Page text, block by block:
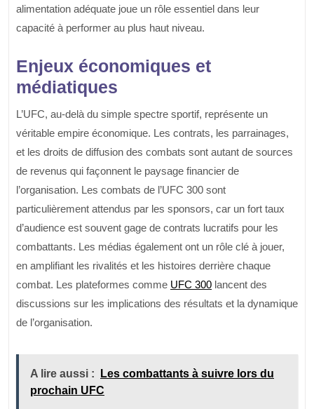
alimentation adéquate joue un rôle essentiel dans leur
capacité à performer au plus haut niveau.
Enjeux économiques et
médiatiques
L’UFC, au-delà du simple spectre sportif, représente un
véritable empire économique. Les contrats, les parrainages,
et les droits de diffusion des combats sont autant de sources
de revenus qui façonnent le paysage financier de
l’organisation. Les combats de l’UFC 300 sont
particulièrement attendus par les sponsors, car un fort taux
d’audience est souvent gage de contrats lucratifs pour les
combattants. Les médias également ont un rôle clé à jouer,
en amplifiant les rivalités et les histoires derrière chaque
combat. Les plateformes comme UFC 300 lancent des
discussions sur les implications des résultats et la dynamique
de l’organisation.
A lire aussi :
Les combattants à suivre lors du
prochain UFC